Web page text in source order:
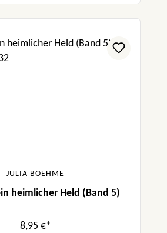
JULIA BOEHME
heimlicher Held (Band 5)
8,95 €*